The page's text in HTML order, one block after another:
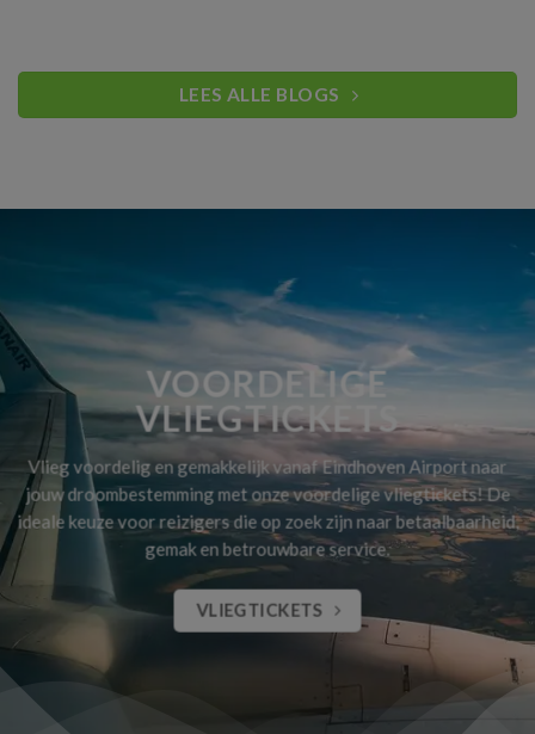
LEES ALLE BLOGS
VOORDELIGE
VLIEGTICKETS
Vlieg voordelig en gemakkelijk vanaf Eindhoven Airport naar
jouw droombestemming met onze voordelige vliegtickets! De
ideale keuze voor reizigers die op zoek zijn naar betaalbaarheid,
gemak en betrouwbare service.
VLIEGTICKETS